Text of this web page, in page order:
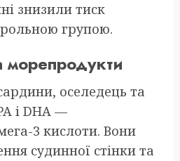
знизили тиск
групою.
оселедець та
і DHA —
3 кислоти. Вони
судинної стінки та